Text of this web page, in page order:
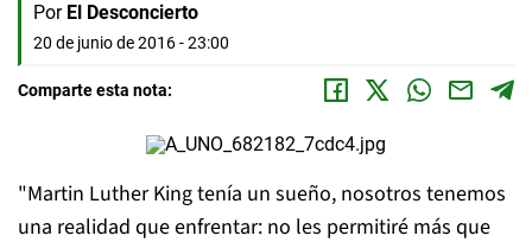
Por El Desconcierto
20 de junio de 2016 - 23:00
Comparte esta nota:
"Martin Luther King tenía un sueño, nosotros tenemos
una realidad que enfrentar: no les permitiré más que